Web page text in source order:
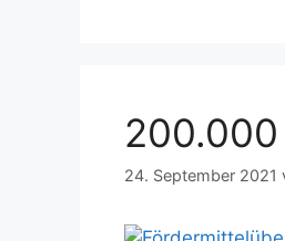
24. September 2021